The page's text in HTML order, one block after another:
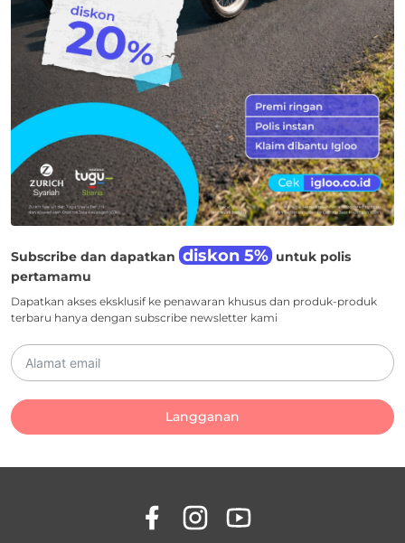
Subscribe dan dapatkan diskon 5% untuk polis
pertamamu
Dapatkan akses eksklusif ke penawaran khusus dan produk-produk
terbaru hanya dengan subscribe newsletter kami
Langganan